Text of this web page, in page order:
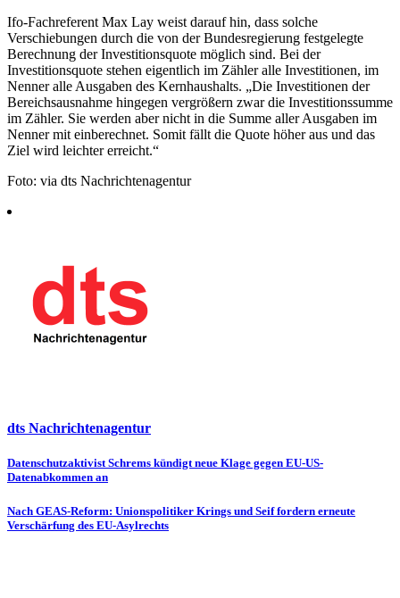
Ifo-Fachreferent Max Lay weist darauf hin, dass solche
Verschiebungen durch die von der Bundesregierung festgelegte
Berechnung der Investitionsquote möglich sind. Bei der
Investitionsquote stehen eigentlich im Zähler alle Investitionen, im
Nenner alle Ausgaben des Kernhaushalts. „Die Investitionen der
Bereichsausnahme hingegen vergrößern zwar die Investitionssumme
im Zähler. Sie werden aber nicht in die Summe aller Ausgaben im
Nenner mit einberechnet. Somit fällt die Quote höher aus und das
Ziel wird leichter erreicht.“
Foto: via dts Nachrichtenagentur
dts Nachrichtenagentur
Beitragsnavigation
Datenschutzaktivist Schrems kündigt neue Klage gegen EU-US-
Datenabkommen an
Nach GEAS-Reform: Unionspolitiker Krings und Seif fordern erneute
Verschärfung des EU-Asylrechts